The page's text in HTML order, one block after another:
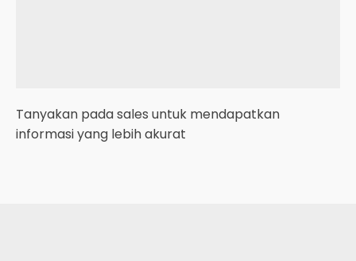
Tanyakan pada sales untuk mendapatkan
informasi yang lebih akurat